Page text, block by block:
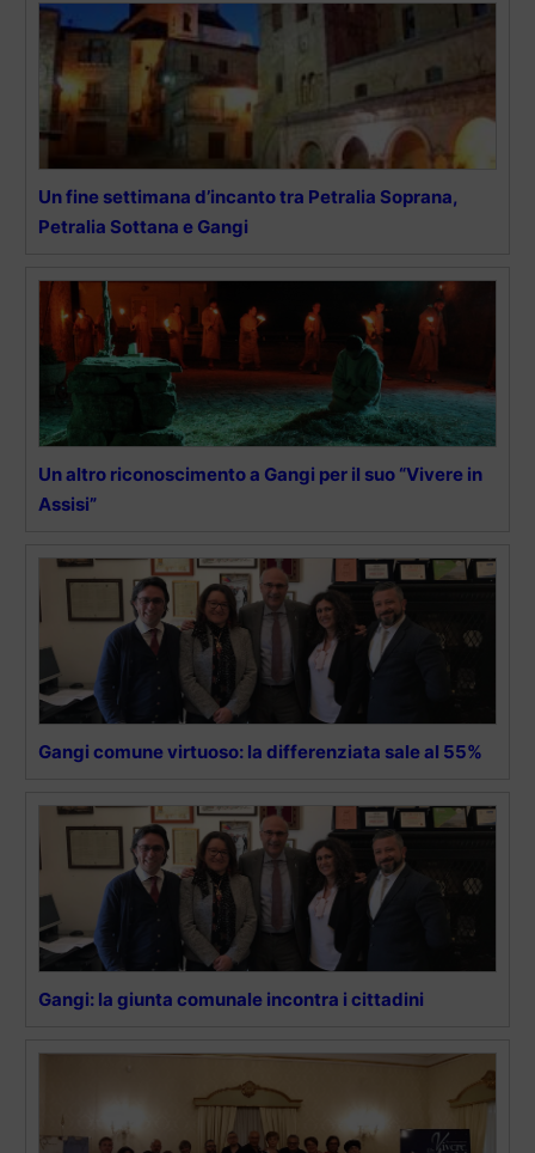
Un fine settimana d’incanto tra Petralia Soprana,
Petralia Sottana e Gangi
Un altro riconoscimento a Gangi per il suo “Vivere in
Assisi”
Gangi comune virtuoso: la differenziata sale al 55%
Gangi: la giunta comunale incontra i cittadini